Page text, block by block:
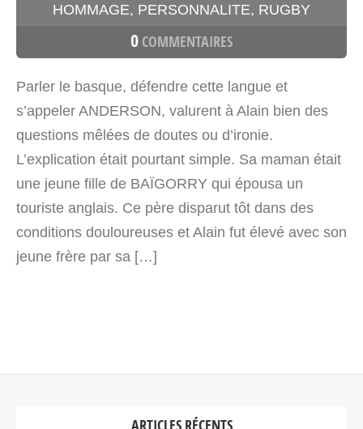
HOMMAGE, PERSONNALITE, RUGBY
0 COMMENTAIRES
Parler le basque, défendre cette langue et
s’appeler ANDERSON, valurent à Alain bien des
questions mêlées de doutes ou d’ironie.
L’explication était pourtant simple. Sa maman était
une jeune fille de BAÏGORRY qui épousa un
touriste anglais. Ce père disparut tôt dans des
conditions douloureuses et Alain fut élevé avec son
jeune frère par sa […]